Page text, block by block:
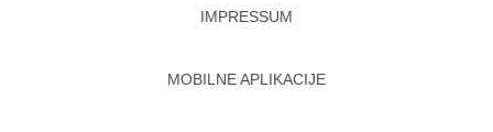
IMPRESSUM
MOBILNE APLIKACIJE